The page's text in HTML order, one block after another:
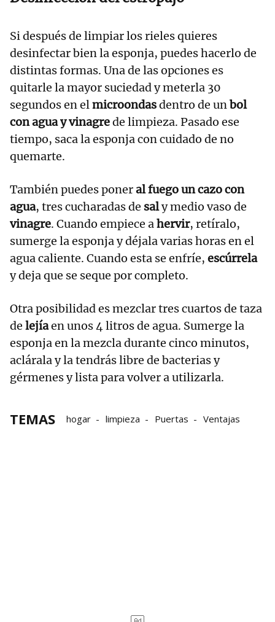
Si después de limpiar los rieles quieres
desinfectar bien la esponja, puedes hacerlo de
distintas formas. Una de las opciones es
quitarle la mayor suciedad y meterla 30
segundos en elmicroondasdentro de unbol
con agua y vinagrede limpieza. Pasado ese
tiempo, saca la esponja con cuidado de no
quemarte.
También puedes poneral fuego un cazo con
agua, tres cucharadas de saly medio vaso de
vinagre. Cuando empiece ahervir, retíralo,
sumerge la esponja y déjala varias horas en el
agua caliente. Cuando esta se enfríe, escúrrela
y deja que se seque por completo.
Otra posibilidad es mezclar tres cuartos de taza
de lejíaen unos 4 litros de agua. Sumerge la
esponja en la mezcla durante cinco minutos,
aclárala y la tendrás libre de bacterias y
gérmenes y lista para volver a utilizarla.
TEMAS hogar limpieza Puertas Ventajas